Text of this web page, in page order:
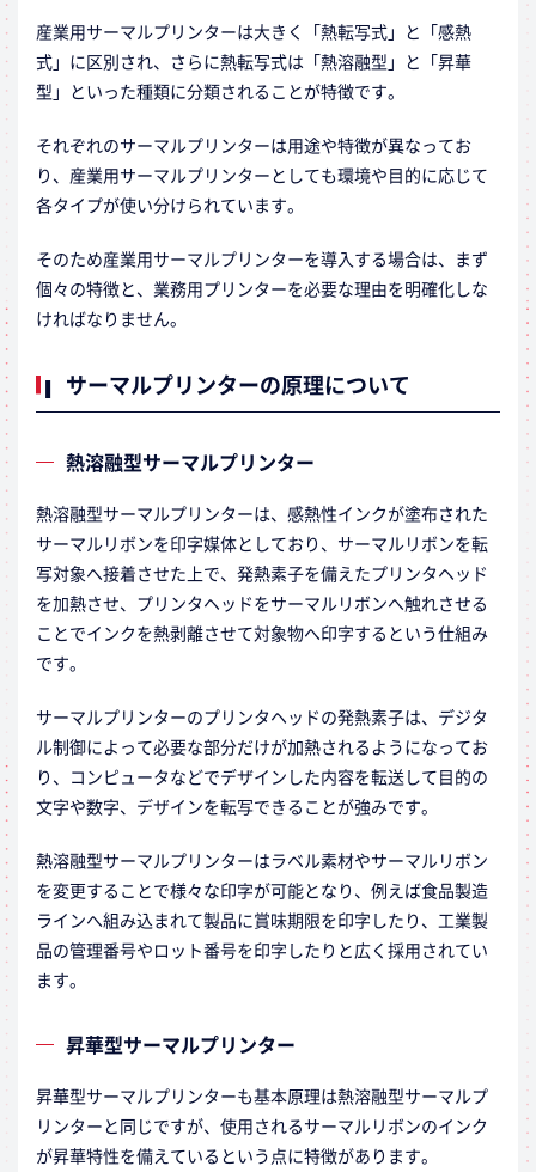
産業用サーマルプリンターは大きく「熱転写式」と「感熱
式」に区別され、さらに熱転写式は「熱溶融型」と「昇華
型」といった種類に分類されることが特徴です。
それぞれのサーマルプリンターは用途や特徴が異なってお
り、産業用サーマルプリンターとしても環境や目的に応じて
各タイプが使い分けられています。
そのため産業用サーマルプリンターを導入する場合は、まず
個々の特徴と、業務用プリンターを必要な理由を明確化しな
ければなりません。
サーマルプリンターの原理について
熱溶融型サーマルプリンター
熱溶融型サーマルプリンターは、感熱性インクが塗布された
サーマルリボンを印字媒体としており、サーマルリボンを転
写対象へ接着させた上で、発熱素子を備えたプリンタヘッド
を加熱させ、プリンタヘッドをサーマルリボンへ触れさせる
ことでインクを熱剥離させて対象物へ印字するという仕組み
です。
サーマルプリンターのプリンタヘッドの発熱素子は、デジタ
ル制御によって必要な部分だけが加熱されるようになってお
り、コンピュータなどでデザインした内容を転送して目的の
文字や数字、デザインを転写できることが強みです。
熱溶融型サーマルプリンターはラベル素材やサーマルリボン
を変更することで様々な印字が可能となり、例えば食品製造
ラインへ組み込まれて製品に賞味期限を印字したり、工業製
品の管理番号やロット番号を印字したりと広く採用されてい
ます。
昇華型サーマルプリンター
昇華型サーマルプリンターも基本原理は熱溶融型サーマルプ
リンターと同じですが、使用されるサーマルリボンのインク
が昇華特性を備えているという点に特徴があります。